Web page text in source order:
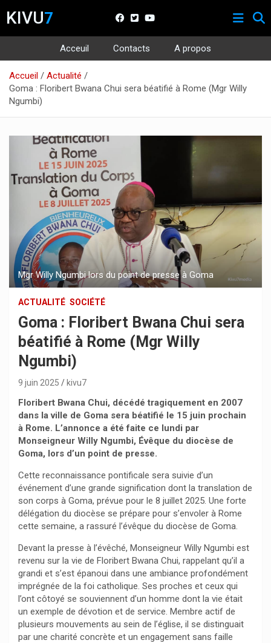
KIVU7
Acceuil Contacts
A propos
contenu
Accueil
Actualité
Goma : Floribert Bwana Chui sera béatifié à Rome (Mgr Willy
Ngumbi)
Mgr Willy Ngumbi lors du point de presse à Goma
ACTUALITÉ SOCIÉTÉ
Goma : Floribert Bwana Chui sera
béatifié à Rome (Mgr Willy
Ngumbi)
9 juin 2025 kivu7
Floribert Bwana Chui, décédé tragiquement en 2007
dans la ville de Goma sera béatifié le 15 juin prochain
à Rome. L’annonce a été faite ce lundi par
Monseigneur Willy Ngumbi, Évêque du diocèse de
Goma, lors d’un point de presse.
Cette reconnaissance pontificale sera suivie d’un
événement d’une grande signification dont la translation de
son corps à Goma, prévue pour le 8 juillet 2025. Une forte
délégation du diocèse se prépare pour s’envoler à Rome
cette semaine, a rassuré l’évêque du diocèse de Goma.
Devant la presse à l’évêché, Monseigneur Willy Ngumbi est
revenu sur la vie de Floribert Bwana Chui, rappelant qu’il a
grandi et s’est épanoui dans une ambiance profondément
imprégnée de la foi catholique. Ses proches et ceux qui
l’ont côtoyé se souviennent d’un homme dont la vie était
un exemple de dévotion et de service. Membre actif de
plusieurs mouvements au sein de l’église, il se distinguait
par une charité concrète et un engagement sans faille